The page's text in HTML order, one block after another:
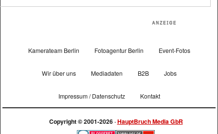
Kamerateam Berlin Fotoagentur Berlin Event-Fotos
Wir über uns Mediadaten B2B Jobs
Impressum / Datenschutz Kontakt
Copyright © 2001-2026 ·HauptBruch Media GbR